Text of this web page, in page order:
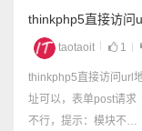
thinkphp5直接访问
块不存在:search
taotaoit 1
thinkphp5直接访问url
址可以，表单post请求
不行，提示：模块不存